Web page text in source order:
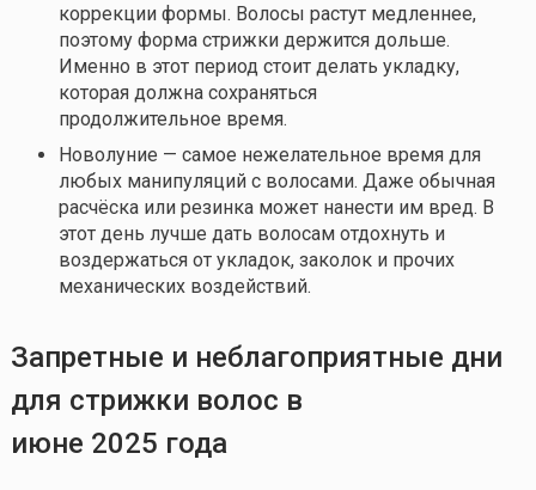
коррекции формы. Волосы растут медленнее,
поэтому форма стрижки держится дольше.
Именно в этот период стоит делать укладку,
которая должна сохраняться
продолжительное время.
Новолуние — самое нежелательное время для
любых манипуляций с волосами. Даже обычная
расчёска или резинка может нанести им вред. В
этот день лучше дать волосам отдохнуть и
воздержаться от укладок, заколок и прочих
механических воздействий.
Запретные и неблагоприятные дни
для стрижки волос в
июне 2025 года